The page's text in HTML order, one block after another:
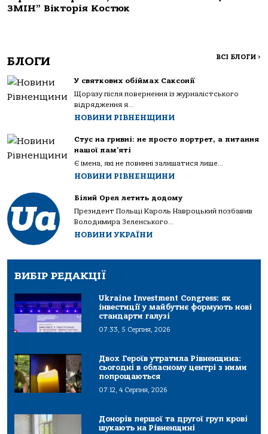
ЗМІН” Вікторія Костюк
БЛОГИ ВСІ БЛОГИ >
У святкових обіймах Саксонії
Щоразу після повернення із журналістського
відрядження я...
НОВИНИ РІВНЕНЩИНИ
Стус на гривні: не просто портрет, а питання
нашої пам’яті
Є імена, які не повинні залишатися лише...
НОВИНИ РІВНЕНЩИНИ
Білий Орел летить додому
Президент Польщі Кароль Навроцький позбавив
Володимира Зеленського...
НОВИНИ УКРАЇНИ
ВИБІР РЕДАКЦІЇ
Ukraine Investment Congress: як
інвестиції у майбутнє формують нові
стандарти галузі
07:33, 5 Серпня, 2026
Двох Героїв утратила Рівненщина:
сьогодні в обласному центрі з ними
попрощаються
07:12, 4 Серпня, 2026
Донорів першої та другої груп крові
шукають на Рівненщині